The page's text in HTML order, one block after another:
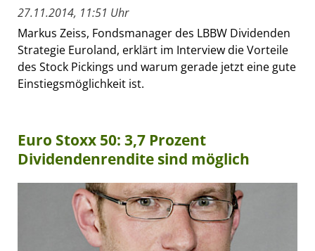
27.11.2014, 11:51 Uhr
Markus Zeiss, Fondsmanager des LBBW Dividenden
Strategie Euroland, erklärt im Interview die Vorteile
des Stock Pickings und warum gerade jetzt eine gute
Einstiegsmöglichkeit ist.
Euro Stoxx 50: 3,7 Prozent
Dividendenrendite sind möglich